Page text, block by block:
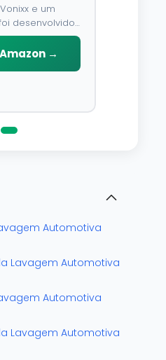
e um
desenvolvido
e
do veiculo.
neutro, pode
→
Automotiva
Lavagem Automotiva
Automotiva
Lavagem Automotiva